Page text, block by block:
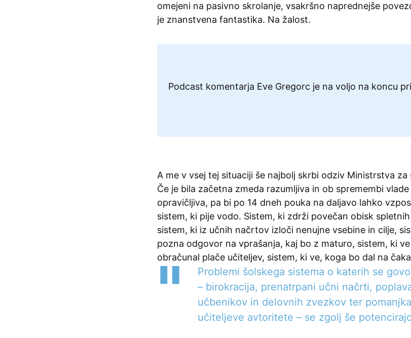
omejeni na pasivno skrolanje, vsakršno naprednejše
je znanstvena fantastika. Na žalost.
Podcast komentarja Eve Gregorc je na voljo na koncu
A me v vsej tej situaciji še najbolj skrbi odziv Ministrstva za
Če je bila začetna zmeda razumljiva in ob spremembi vlade
opravičljiva, pa bi po 14 dneh pouka na daljavo lahko
sistem, ki pije vodo. Sistem, ki zdrži povečan obisk
sistem, ki iz učnih načrtov izloči nenujne vsebine in cilje,
pozna odgovor na vprašanja, kaj bo z maturo, sistem, ki
obračunal plače učiteljev, sistem, ki ve, koga bo dal na
Problemi šolskega sistema o katerih se
– birokracija, prenatrpani učni načrti,
učbenikov in delovnih zvezkov ter
učiteljeve avtoritete – se zgolj še